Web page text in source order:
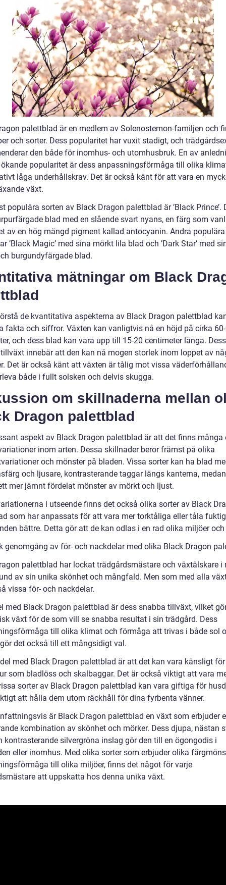
palettblad är en medlem av Solenostemon-familjen och
och sorter. Dess popularitet har vuxit stadigt, och
den både för inomhus- och utomhusbruk. En av
popularitet är dess anpassningsförmåga till olika
låga underhållskrav. Det är också känt för att vara en
växt.
populära sorten av Black Dragon palettblad är ’Black Prince’.
blad med en slående svart nyans, en färg som
av en hög mängd pigment kallad antocyanin. Andra
’Black Magic’ med sina mörkt lila blad och ’Dark Star’ med
burgundyfärgade blad.
mätningar om Black
de kvantitativa aspekterna av Black Dragon palettblad
fakta och siffror. Växten kan vanligtvis nå en höjd på cirka
och dess blad kan vara upp till 15-20 centimeter långa.
innebär att den kan nå mogen storlek inom loppet av
Det är också känt att växten är tålig mot vissa
både i fullt solsken och delvis skugga.
om skillnaderna mellan
Dragon palettblad
aspekt av Black Dragon palettblad är att det finns många
inom arten. Dessa skillnader beror främst på olika
och mönster på bladen. Vissa sorter kan ha blad
och ljusare, kontrasterande taggar längs kanterna,
mer jämnt fördelat mönster av mörkt och ljust.
i utseende finns det också olika sorter av Black
som har anpassats för att vara mer torktåliga eller tåla
bättre. Detta gör att de kan odlas i en rad olika miljöer
genomgång av för- och nackdelar med olika Black Dragon
palettblad har lockat trädgårdsmästare och växtälskare i
av sin unika skönhet och mångfald. Men som med alla
vissa för- och nackdelar.
med Black Dragon palettblad är dess snabba tillväxt, vilket
växt för de som vill se snabba resultat i sin trädgård. Dess
till olika klimat och förmåga att trivas i både sol
det också till ett mångsidigt val.
med Black Dragon palettblad är att det kan vara känsligt för
som bladlöss och skalbaggar. Det är också viktigt att vara
sorter av Black Dragon palettblad kan vara giftiga för
att hålla dem utom räckhåll för dina fyrbenta vänner.
är Black Dragon palettblad en växt som erbjuder
kombination av skönhet och mörker. Dess djupa, nästan
kontrasterande silvergröna inslag gör den till en ögongodis i
eller inomhus. Med olika sorter som erbjuder olika
till olika miljöer, finns det något för varje
att uppskatta hos denna unika växt.